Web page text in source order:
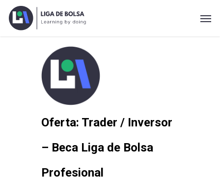
Skip
Oferta: Trader / Inversor
– Beca Liga de Bolsa
Profesional